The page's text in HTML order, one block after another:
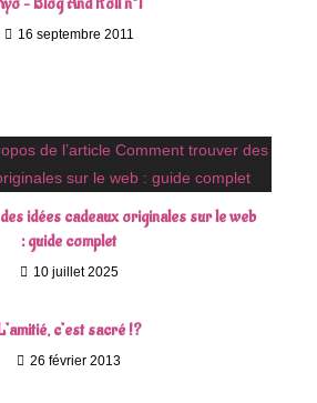
16 septembre 2011
idées cadeaux originales sur le web
: guide complet
10 juillet 2025
c’est sacré !?
26 février 2013